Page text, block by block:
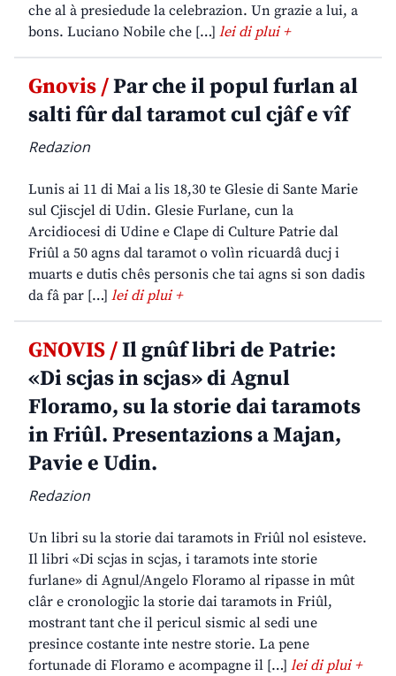
che al à presiedude la celebrazion. Un grazie a lui, a
bons. Luciano Nobile che […] lei di plui +
Gnovis /Par che il popul furlan al
salti fûr dal taramot cul cjâf e vîf
Redazion
Lunis ai 11 di Mai a lis 18,30 te Glesie di Sante Marie
sul Cjiscjel di Udin. Glesie Furlane, cun la
Arcidiocesi di Udine e Clape di Culture Patrie dal
Friûl a 50 agns dal taramot o volìn ricuardâ ducj i
muarts e dutis chês personis che tai agns si son dadis
da fâ par […] lei di plui +
GNOVIS /Il gnûf libri de Patrie:
«Di scjas in scjas» di Agnul
Floramo, su la storie dai taramots
in Friûl. Presentazions a Majan,
Pavie e Udin.
Redazion
Un libri su la storie dai taramots in Friûl nol esisteve.
Il libri «Di scjas in scjas, i taramots inte storie
furlane» di Agnul/Angelo Floramo al ripasse in mût
clâr e cronologjic la storie dai taramots in Friûl,
mostrant tant che il pericul sismic al sedi une
presince costante inte nestre storie. La pene
fortunade di Floramo e acompagne il […] lei di plui +